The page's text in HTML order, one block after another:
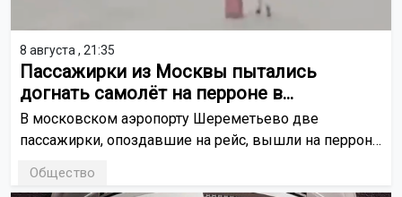
8 августа , 21:35
Пассажирки из Москвы пытались
догнать самолёт на перроне в
Шереметьево
В московском аэропорту Шереметьево две
пассажирки, опоздавшие на рейс, вышли на перрон,
взлётно-посадочную полосу.
Общество